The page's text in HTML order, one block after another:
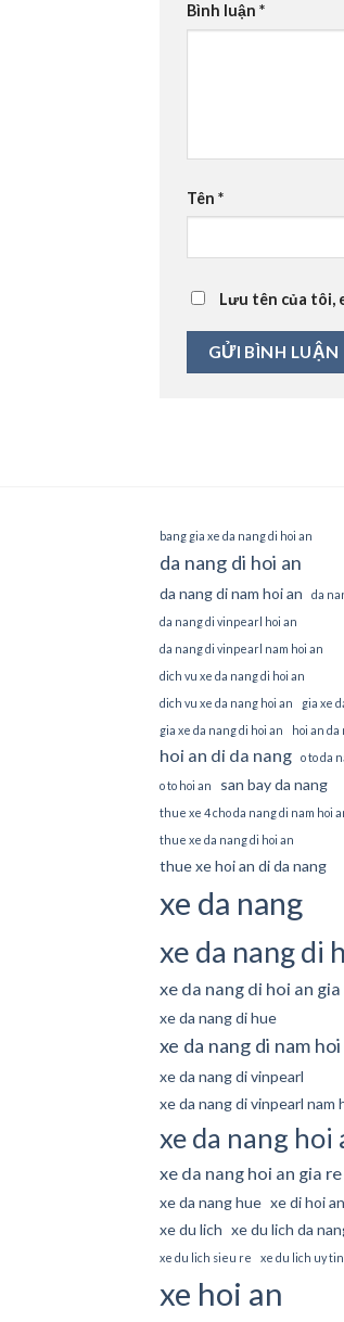
Bình luận *
Tên *
Lưu tên của tôi,
bang gia xe da nang di hoi an
da nang di hoi an
da nang di nam hoi an
da
da nang di vinpearl hoi an
da nang di vinpearl nam hoi an
dich vu xe da nang di hoi an
dich vu xe da nang hoi an
gia xe
gia xe da nang di hoi an
hoi an da
hoi an di da nang
o to da
o to hoi an
san bay da nang
thue xe 4 cho da nang di nam hoi
thue xe da nang di hoi an
thue xe hoi an di da nang
xe da nang
xe da nang di
xe da nang di hoi an gia
xe da nang di hue
xe da nang di nam hoi
xe da nang di vinpearl
xe da nang di vinpearl nam
xe da nang hoi
xe da nang hoi an gia re
xe da nang hue xe di hoi an
xe du lich xe du lich da
xe du lich sieu re xe du lich uy tin
xe hoi an